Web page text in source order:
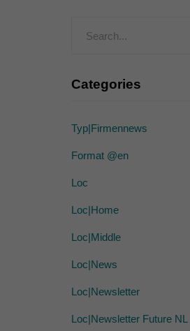
Categories
Typ|Firmennews
Format @en
Loc
Loc|Home
Loc|Middle
Loc|News
Loc|Newsletter
Loc|Newsletter Future NL